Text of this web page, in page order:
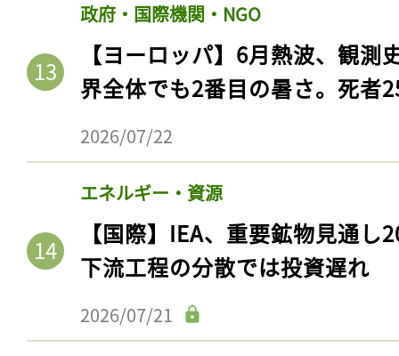
政府・国際機関・NGO
【ヨーロッパ】6月熱波、観
界全体でも2番目の暑さ。死者
2026/07/22
エネルギー・資源
【国際】IEA、重要鉱物見通
下流工程の分散では投資遅れ
2026/07/21
会員登録